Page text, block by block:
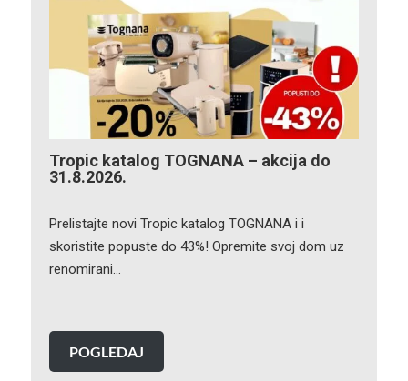
Tropic katalog TOGNANA – akcija do
31.8.2026.
Prelistajte novi Tropic katalog TOGNANA i i
skoristite popuste do 43%! Opremite svoj dom uz
renomirani…
POGLEDAJ